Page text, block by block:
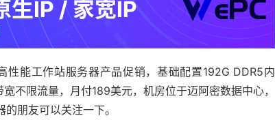
能工作站服务器产品促销，基础配置192G DDR5内
不限流量，月付189美元，机房位于迈阿密数据中心，
朋友可以关注一下。